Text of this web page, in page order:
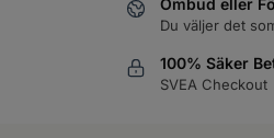
Du väljer det
100% Säker
SVEA Checkout